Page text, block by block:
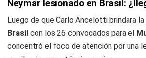
Neymar lesionado en Brasil:
Luego de que Carlo Ancelotti brindara
Brasil con los 26 convocados para el
concentró el foco de atención por una